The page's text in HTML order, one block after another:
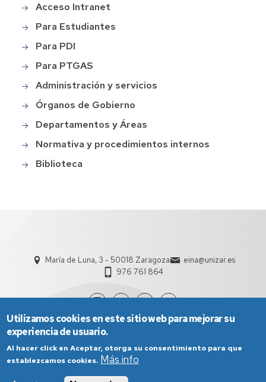
Acceso Intranet
Para Estudiantes
Para PDI
Para PTGAS
Administración y servicios
Órganos de Gobierno
Departamentos y Áreas
Normativa y procedimientos internos
Biblioteca
María de Luna, 3 - 50018 Zaragoza
eina@unizar.es
976 761 864
Utilizamos cookies en este sitio web para mejorar su
experiencia de usuario.
Al hacer click en Aceptar, otorga su consentimiento para que
establezcamos cookies. Más info